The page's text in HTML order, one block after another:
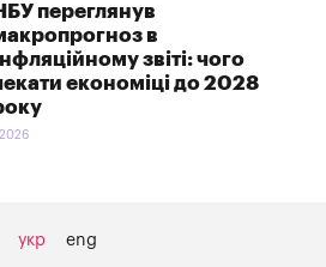
переглянув
в
Інфляційному звіті: чого
економіці до 2028
укр eng